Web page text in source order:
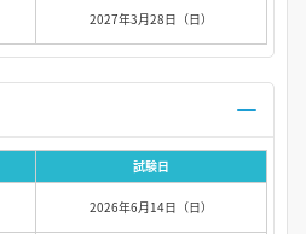
2027年3月28日（日）
試験日
2026年6月14日（日）